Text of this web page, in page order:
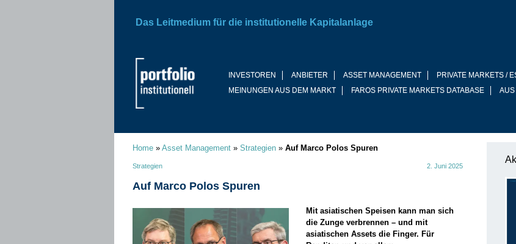
INVESTOREN ANBIETER ASSET MANAGEMENT PRIVATE MARKETS /
MEINUNGEN AUS DEM MARKT
FAROS PRIVATE MARKETS DATABASE AUS
Das Leitmedium für die institutionelle Kapitalanlage
Home » Asset Management » Strategien » Auf Marco Polos Spuren
Strategien 2. Juni 2025
Auf Marco Polos Spuren
Mit asiatischen Speisen kann man sich
die Zunge verbrennen – und mit
asiatischen Assets die Finger. Für